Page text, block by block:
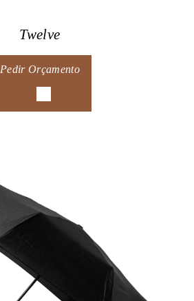
Twelve
Pedir Orçamento